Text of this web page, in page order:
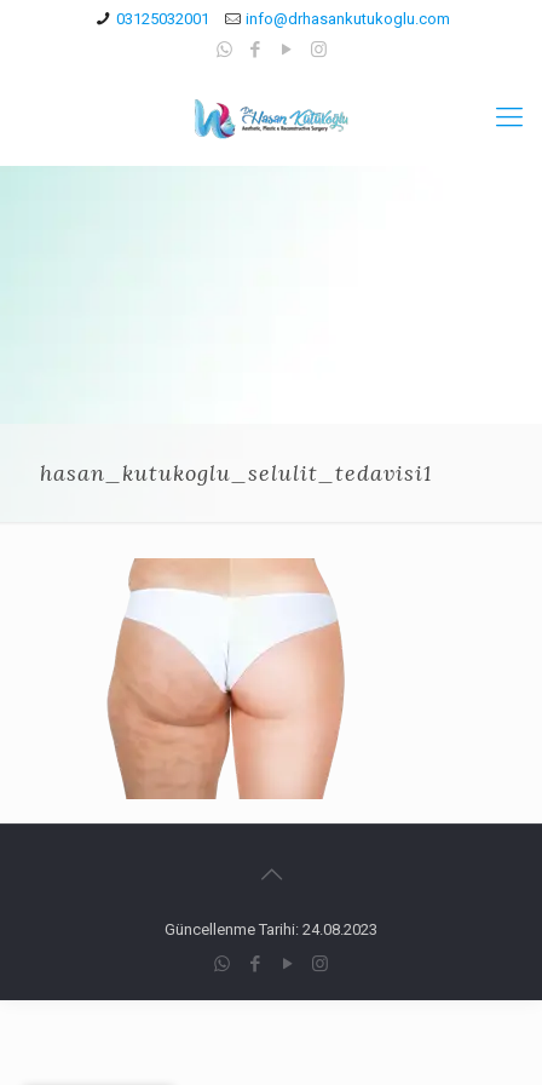
03125032001 info@drhasankutukoglu.com
hasan_kutukoglu_selulit_tedavisi1
Güncellenme Tarihi: 24.08.2023